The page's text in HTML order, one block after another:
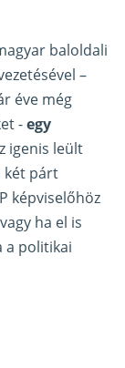
baloldali
–
éve még
-egy
igenis leült
két párt
képviselőhöz
ha el is
a politikai